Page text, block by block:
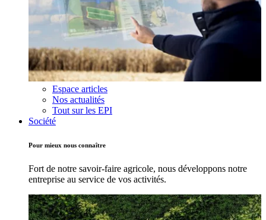
Espace articles
Nos actualités
Tout sur les EPI
Société
Pour mieux nous connaître
Fort de notre savoir-faire agricole, nous développons notre
entreprise au service de vos activités.